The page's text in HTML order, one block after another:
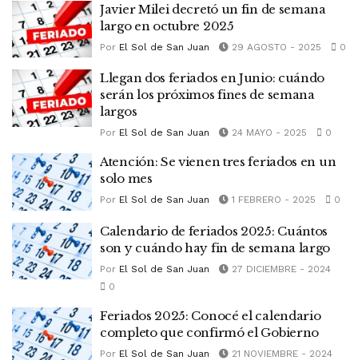
Javier Milei decretó un fin de semana
largo en octubre 2025
Por El Sol de San Juan 29 AGOSTO - 2025 0
Llegan dos feriados en Junio: cuándo
serán los próximos fines de semana
largos
Por El Sol de San Juan 24 MAYO - 2025 0
Atención: Se vienen tres feriados en un
solo mes
Por El Sol de San Juan 1 FEBRERO - 2025 0
Calendario de feriados 2025: Cuántos
son y cuándo hay fin de semana largo
Por El Sol de San Juan
27 DICIEMBRE - 2024
0
Feriados 2025: Conocé el calendario
completo que confirmó el Gobierno
Por El Sol de San Juan
21 NOVIEMBRE - 2024